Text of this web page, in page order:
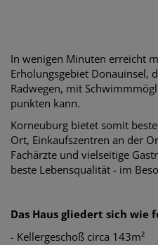
In wenigen Minuten erreicht
Erholungsgebiet Donauinsel,
Radwegen, mit
punkten kann.
Korneuburg bietet somit
Ort, Einkaufszentren an der
Fachärzte und vielseitige
beste Lebensqualität - im
Das Haus gliedert sich wie
- Kellergeschoß circa 143m²